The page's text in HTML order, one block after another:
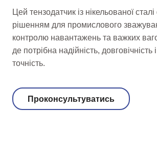
Цей тензодатчик із нікельованої
рішенням для промислового
контролю навантажень та важких
де потрібна надійність, довговічність
точність.
Проконсультуватись